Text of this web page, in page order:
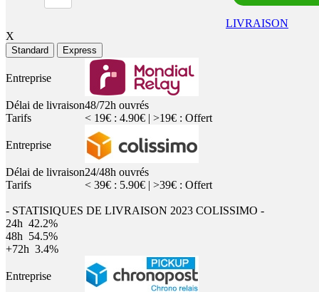
LIVRAISON
X
Standard Express
Entreprise
Délai de livraison48/72h ouvrés
Tarifs
< 19€ : 4.90€ | >19€ : Offert
Entreprise
Délai de livraison24/48h ouvrés
Tarifs
< 39€ : 5.90€ | >39€ : Offert
- STATISIQUES DE LIVRAISON 2023 COLISSIMO -
24h 42.2%
48h 54.5%
+72h 3.4%
Entreprise